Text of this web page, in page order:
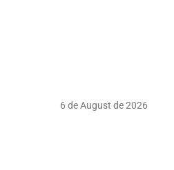
6 de August de 2026